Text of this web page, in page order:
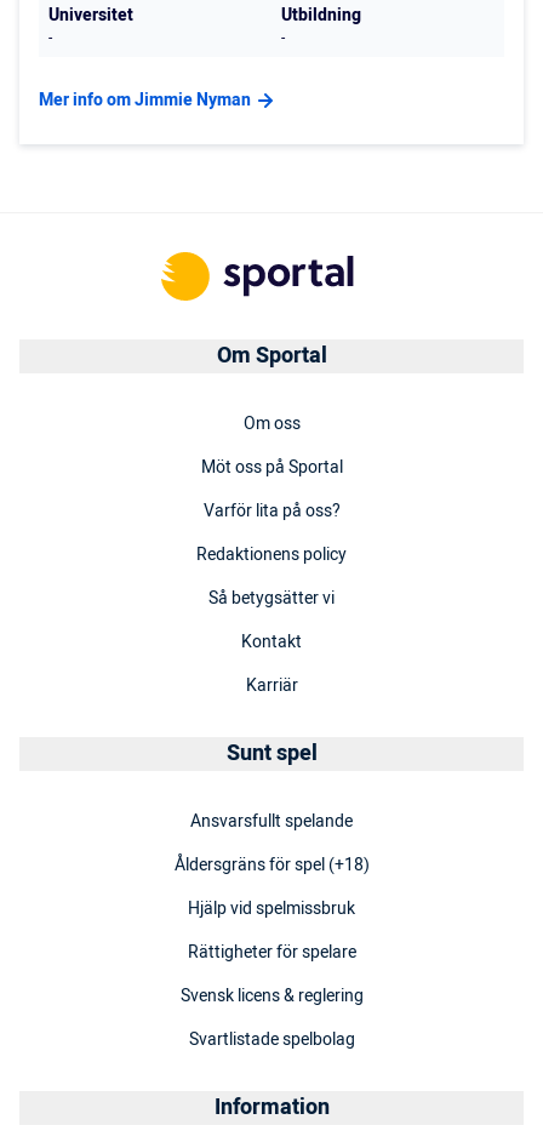
Universitet
-
Utbildning
-
Mer info om Jimmie Nyman
Om Sportal
Om oss
Möt oss på Sportal
Varför lita på oss?
Redaktionens policy
Så betygsätter vi
Kontakt
Karriär
Sunt spel
Ansvarsfullt spelande
Åldersgräns för spel (+18)
Hjälp vid spelmissbruk
Rättigheter för spelare
Svensk licens & reglering
Svartlistade spelbolag
Information